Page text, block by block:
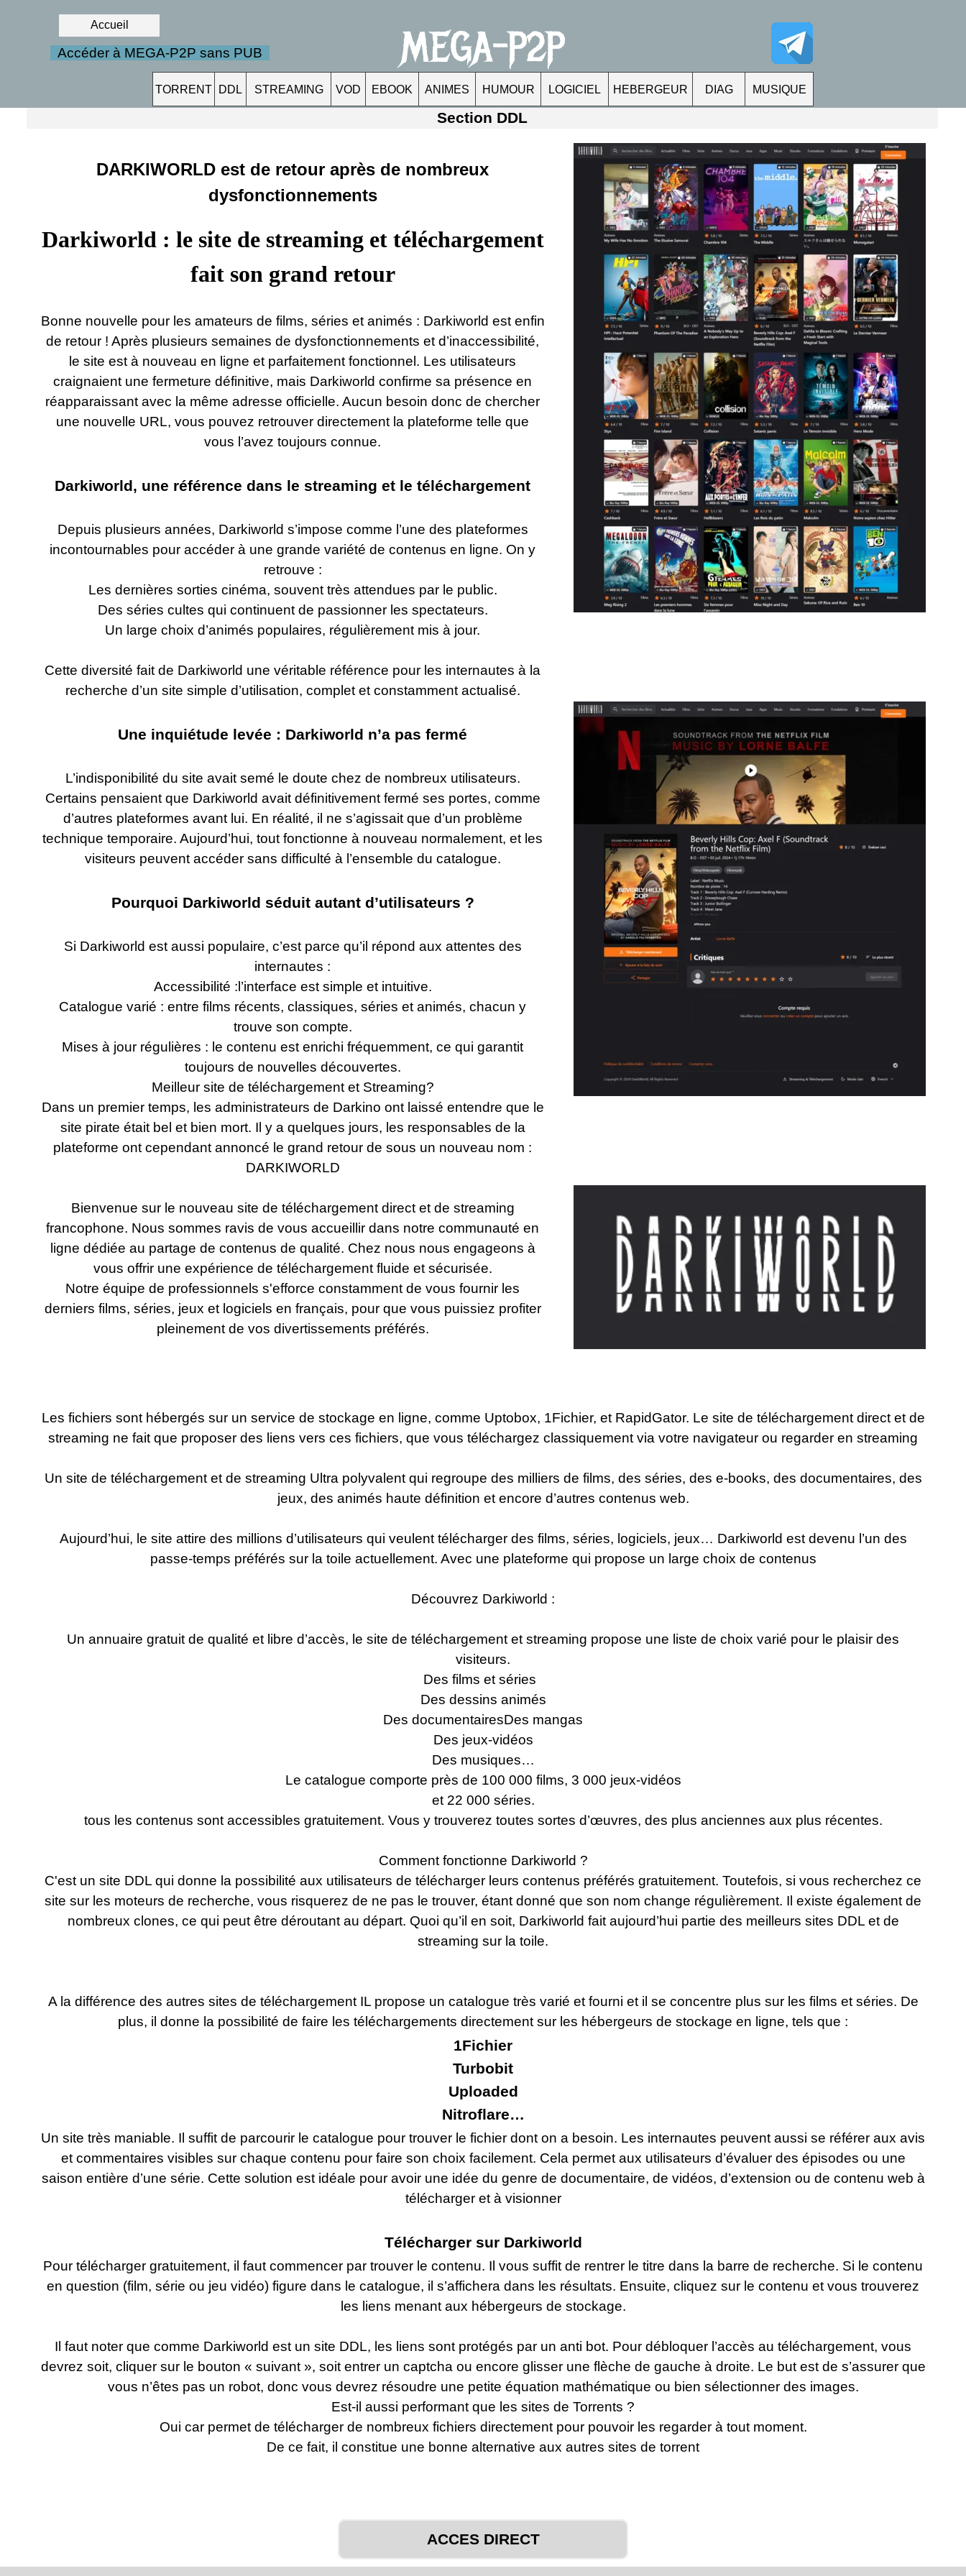
MEGA-P2P
Accueil
TORRENT DDL STREAMING VOD EBOOK ANIMES HUMOUR LOGICIEL HEBERGEUR DIAG MUSIQUE
Accéder à MEGA-P2P sans PUB
Section DDL
DARKIWORLD est de retour après de nombreux
dysfonctionnements
Darkiworld : le site de streaming et téléchargement
fait son grand retour
Bonne nouvelle pour les amateurs de films, séries et animés : Darkiworld est enfin
de retour ! Après plusieurs semaines de dysfonctionnements et d’inaccessibilité,
le site est à nouveau en ligne et parfaitement fonctionnel. Les utilisateurs
craignaient une fermeture définitive, mais Darkiworld confirme sa présence en
réapparaissant avec la même adresse officielle. Aucun besoin donc de chercher
une nouvelle URL, vous pouvez retrouver directement la plateforme telle que
vous l’avez toujours connue.
Darkiworld, une référence dans le streaming et le téléchargement
Depuis plusieurs années, Darkiworld s’impose comme l’une des plateformes
incontournables pour accéder à une grande variété de contenus en ligne. On y
retrouve :
Les dernières sorties cinéma, souvent très attendues par le public.
Des séries cultes qui continuent de passionner les spectateurs.
Un large choix d’animés populaires, régulièrement mis à jour.
Cette diversité fait de Darkiworld une véritable référence pour les internautes à la
recherche d’un site simple d’utilisation, complet et constamment actualisé.
Une inquiétude levée : Darkiworld n’a pas fermé
L’indisponibilité du site avait semé le doute chez de nombreux utilisateurs.
Certains pensaient que Darkiworld avait définitivement fermé ses portes, comme
d’autres plateformes avant lui. En réalité, il ne s’agissait que d’un problème
technique temporaire. Aujourd’hui, tout fonctionne à nouveau normalement, et les
visiteurs peuvent accéder sans difficulté à l’ensemble du catalogue.
Pourquoi Darkiworld séduit autant d’utilisateurs ?
Si Darkiworld est aussi populaire, c’est parce qu’il répond aux attentes des
internautes :
Accessibilité :l’interface est simple et intuitive.
Catalogue varié : entre films récents, classiques, séries et animés, chacun y
trouve son compte.
Mises à jour régulières : le contenu est enrichi fréquemment, ce qui garantit
toujours de nouvelles découvertes.
Meilleur site de téléchargement et Streaming?
Dans un premier temps, les administrateurs de Darkino ont laissé entendre que le
site pirate était bel et bien mort. Il y a quelques jours, les responsables de la
plateforme ont cependant annoncé le grand retour de sous un nouveau nom :
DARKIWORLD
Bienvenue sur le nouveau site de téléchargement direct et de streaming
francophone. Nous sommes ravis de vous accueillir dans notre communauté en
ligne dédiée au partage de contenus de qualité. Chez nous nous engageons à
vous offrir une expérience de téléchargement fluide et sécurisée.
Notre équipe de professionnels s'efforce constamment de vous fournir les
derniers films, séries, jeux et logiciels en français, pour que vous puissiez profiter
pleinement de vos divertissements préférés.
Les fichiers sont hébergés sur un service de stockage en ligne, comme Uptobox, 1Fichier, et RapidGator. Le site de téléchargement direct et de
streaming ne fait que proposer des liens vers ces fichiers, que vous téléchargez classiquement via votre navigateur ou regarder en streaming
Un site de téléchargement et de streaming Ultra polyvalent qui regroupe des milliers de films, des séries, des e-books, des documentaires, des
jeux, des animés haute définition et encore d’autres contenus web.
Aujourd’hui, le site attire des millions d’utilisateurs qui veulent télécharger des films, séries, logiciels, jeux… Darkiworld est devenu l’un des
passe-temps préférés sur la toile actuellement. Avec une plateforme qui propose un large choix de contenus
Découvrez Darkiworld :
Un annuaire gratuit de qualité et libre d’accès, le site de téléchargement et streaming propose une liste de choix varié pour le plaisir des
visiteurs.
Des films et séries
Des dessins animés
Des documentairesDes mangas
Des jeux-vidéos
Des musiques…
Le catalogue comporte près de 100 000 films, 3 000 jeux-vidéos
et 22 000 séries.
tous les contenus sont accessibles gratuitement. Vous y trouverez toutes sortes d’œuvres, des plus anciennes aux plus récentes.
Comment fonctionne Darkiworld ?
C'est un site DDL qui donne la possibilité aux utilisateurs de télécharger leurs contenus préférés gratuitement. Toutefois, si vous recherchez ce
site sur les moteurs de recherche, vous risquerez de ne pas le trouver, étant donné que son nom change régulièrement. Il existe également de
nombreux clones, ce qui peut être déroutant au départ. Quoi qu’il en soit, Darkiworld fait aujourd’hui partie des meilleurs sites DDL et de
streaming sur la toile.
A la différence des autres sites de téléchargement IL propose un catalogue très varié et fourni et il se concentre plus sur les films et séries. De
plus, il donne la possibilité de faire les téléchargements directement sur les hébergeurs de stockage en ligne, tels que :
1Fichier
Turbobit
Uploaded
Nitroflare…
Un site très maniable. Il suffit de parcourir le catalogue pour trouver le fichier dont on a besoin. Les internautes peuvent aussi se référer aux avis
et commentaires visibles sur chaque contenu pour faire son choix facilement. Cela permet aux utilisateurs d’évaluer des épisodes ou une
saison entière d’une série. Cette solution est idéale pour avoir une idée du genre de documentaire, de vidéos, d’extension ou de contenu web à
télécharger et à visionner
Télécharger sur Darkiworld
Pour télécharger gratuitement, il faut commencer par trouver le contenu. Il vous suffit de rentrer le titre dans la barre de recherche. Si le contenu
en question (film, série ou jeu vidéo) figure dans le catalogue, il s’affichera dans les résultats. Ensuite, cliquez sur le contenu et vous trouverez
les liens menant aux hébergeurs de stockage.
Il faut noter que comme Darkiworld est un site DDL, les liens sont protégés par un anti bot. Pour débloquer l’accès au téléchargement, vous
devrez soit, cliquer sur le bouton « suivant », soit entrer un captcha ou encore glisser une flèche de gauche à droite. Le but est de s’assurer que
vous n’êtes pas un robot, donc vous devrez résoudre une petite équation mathématique ou bien sélectionner des images.
Est-il aussi performant que les sites de Torrents ?
Oui car permet de télécharger de nombreux fichiers directement pour pouvoir les regarder à tout moment.
De ce fait, il constitue une bonne alternative aux autres sites de torrent
ACCES DIRECT